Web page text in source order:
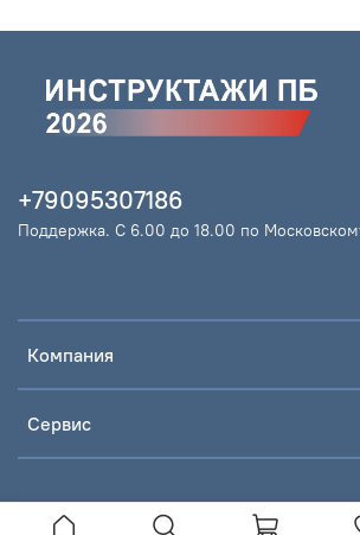
Компания
Сервис
+79095307186
Поддержка. С 6.00 до 18.00 по